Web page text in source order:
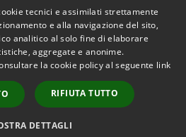
Copyright © 2026 • Comune di
Torre Cajetani • Powered by
Municipium•
Accesso
redazione
tecnici e assimilati strettamente
e alla navigazione del sito,
analitico al solo fine di elaborare
aggregate e anonime.
la cookie policy al seguente link
RIFIUTA TUTTO
DETTAGLI